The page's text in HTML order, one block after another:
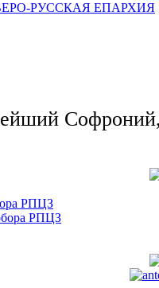
РУССКАЯ ЕПАРХИЯ
РПЦЗ
РПЦЗ